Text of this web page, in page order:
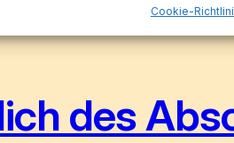
Cookie-
des